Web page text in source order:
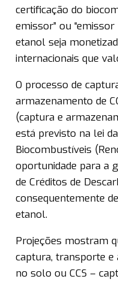
certificação do
emissor” ou
etanol seja
internacionais que
O processo de
armazenamento de
(captura e
está previsto na lei
Biocombustíveis
oportunidade para a
de Créditos de
consequentemente
etanol.
Projeções mostram
captura, transporte e
no solo ou CCS –